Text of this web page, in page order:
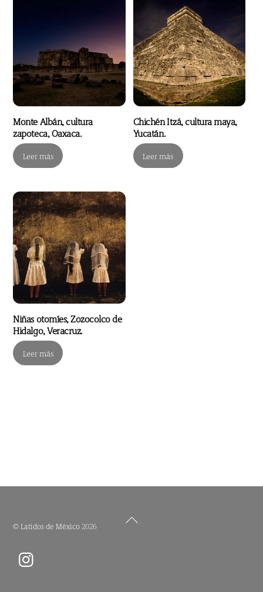
Monte Albán, cultura
zapoteca, Oaxaca.
Leer más
Chichén Itzá, cultura maya,
Yucatán.
Leer más
Niñas otomíes, Zozocolco de
Hidalgo, Veracruz.
Leer más
Back
© Latidos de México2026